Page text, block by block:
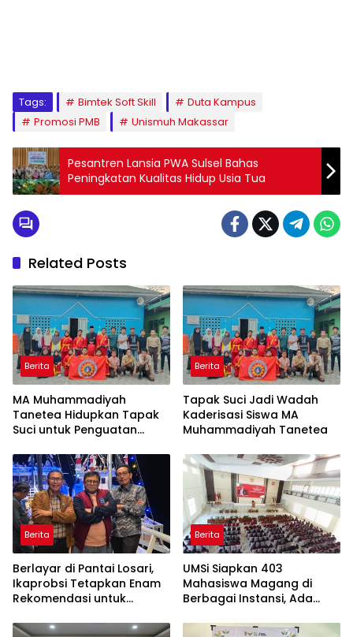
Tags: Bimtek Soft Skill
Duta Kampus
Promosi PMB
Unismuh Makassar
Pesantren Lansia PWA Sulsel Bahas
Peningkatan Kualitas Hidup Usia Tua
Related Posts
Berita
MA Muhammadiyah
Tanetea Hidupkan Tapak
Suci untuk Penguatan
Berita
Tapak Suci Jadi Wadah
Kaderisasi Siswa MA
Muhammadiyah Tanetea
Berita
Berlayar di Pantai Losari,
Ikaprobsi Tetapkan Enam
Rekomendasi untuk
Berita
UMSi Siapkan 403
Mahasiswa Magang di
Berbagai Instansi, Ada
Taiwan